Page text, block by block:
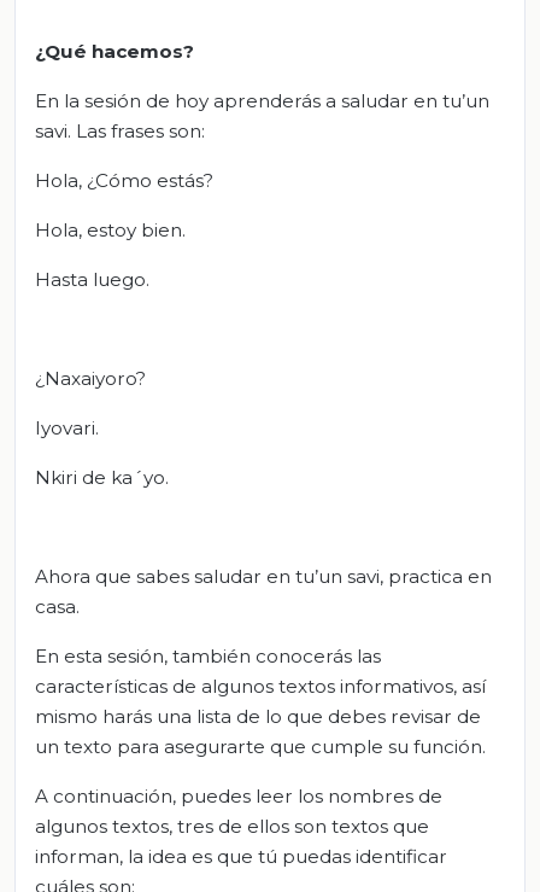
¿Qué hacemos?
En la sesión de hoy aprenderás a saludar en tu’un
savi. Las frases son:
Hola, ¿Cómo estás?
Hola, estoy bien.
Hasta luego.
¿Naxaiyoro?
Iyovari.
Nkiri de ka´yo.
Ahora que sabes saludar en tu’un savi, practica en
casa.
En esta sesión, también conocerás las
características de algunos textos informativos, así
mismo harás una lista de lo que debes revisar de
un texto para asegurarte que cumple su función.
A continuación, puedes leer los nombres de
algunos textos, tres de ellos son textos que
informan, la idea es que tú puedas identificar
cuáles son: